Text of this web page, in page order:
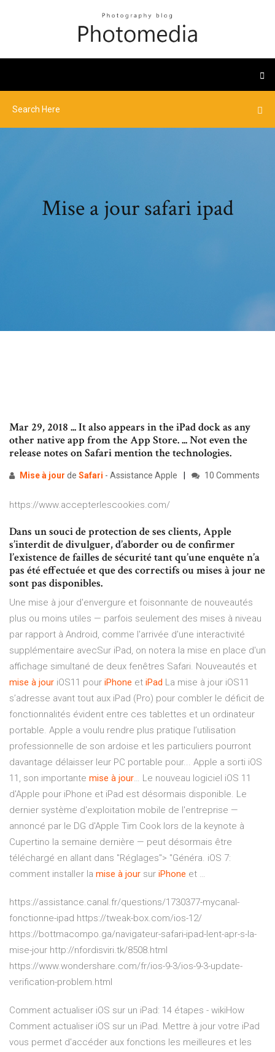
Mise a jour safari ipad
Mar 29, 2018 ... It also appears in the iPad dock as any
other native app from the App Store. ... Not even the
release notes on Safari mention the technologies.
Miseà jour de Safari - Assistance Apple 10 Comments
https://www.accepterlescookies.com/
Dans un souci de protection de ses clients, Apple
s’interdit de divulguer, d’aborder ou de confirmer
l’existence de failles de sécurité tant qu’une enquête n’a
pas été effectuée et que des correctifs ou mises à jour ne
sont pas disponibles.
Une mise à jour d'envergure et foisonnante de nouveautés
plus ou moins utiles — parfois seulement des mises à niveau
par rapport à Android, comme l'arrivée d'une interactivité
supplémentaire avecSur iPad, on notera la mise en place d'un
affichage simultané de deux fenêtres Safari. Nouveautés et
mise à jour iOS11 pour iPhone et iPad La mise à jour iOS11
s’adresse avant tout aux iPad (Pro) pour combler le déficit de
fonctionnalités évident entre ces tablettes et un ordinateur
portable. Apple a voulu rendre plus pratique l’utilisation
professionnelle de son ardoise et les particuliers pourront
davantage délaisser leur PC portable pour... Apple a sorti iOS
11, son importante mise à jour… Le nouveau logiciel iOS 11
d'Apple pour iPhone et iPad est désormais disponible. Le
dernier système d'exploitation mobile de l'entreprise —
annoncé par le DG d'Apple Tim Cook lors de la keynote à
Cupertino la semaine dernière — peut désormais être
téléchargé en allant dans "Réglages"> "Généra. iOS 7:
comment installer la mise à jour sur iPhone et …
https://assistance.canal.fr/questions/1730377-mycanal-
fonctionne-ipad https://tweak-box.com/ios-12/
https://bottmacompo.ga/navigateur-safari-ipad-lent-apr-s-la-
mise-jour http://nfordisviri.tk/8508.html
https://www.wondershare.com/fr/ios-9-3/ios-9-3-update-
verification-problem.html
Comment actualiser iOS sur un iPad: 14 étapes - wikiHow
Comment actualiser iOS sur un iPad. Mettre à jour votre iPad
vous permet d'accéder aux fonctions les meilleures et les